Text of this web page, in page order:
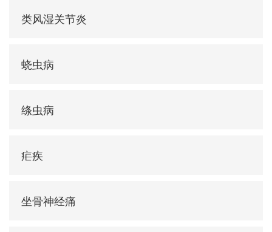
类风湿关节炎
蛲虫病
绦虫病
疟疾
坐骨神经痛